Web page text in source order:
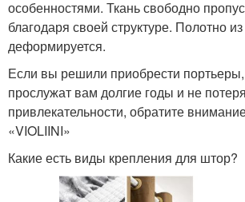
особенностями. Ткань свободно
благодаря своей структуре. Полотно
деформируется.
Если вы решили приобрести
прослужат вам долгие годы и не
привлекательности, обратите
«VIOLIINI»
Какие есть виды крепления для штор?